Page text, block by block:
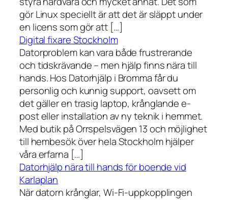
gör Linux speciellt är att det är släppt under
en licens som gör att […]
Digital fixare Stockholm
Datorproblem kan vara både frustrerande
och tidskrävande – men hjälp finns nära till
hands. Hos Datorhjälp i Bromma får du
personlig och kunnig support, oavsett om
det gäller en trasig laptop, krånglande e-
post eller installation av ny teknik i hemmet.
Med butik på Orrspelsvägen 13 och möjlighet
till hembesök över hela Stockholm hjälper
våra erfarna […]
Datorhjälp nära till hands för boende vid
Karlaplan
När datorn krånglar, Wi-Fi-uppkopplingen